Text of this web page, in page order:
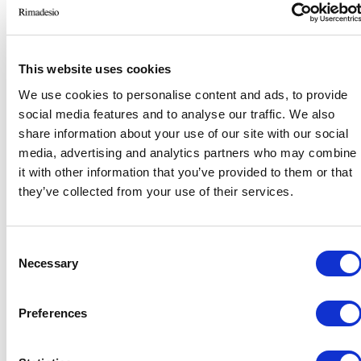
This website uses cookies
We use cookies to personalise content and ads, to provide
social media features and to analyse our traffic. We also
share information about your use of our site with our social
media, advertising and analytics partners who may combine
it with other information that you’ve provided to them or that
they’ve collected from your use of their services.
Selection
Necessary
Preferences
Vom Datenschutzbeauftragten benannte
Datenverarbeiter.
durch einen Vertrag zur Vertraulichkeit und
Datensicherheit verpflichtet, und eine
aktualisierte Liste der Datenschutzbeauftragten
kann jederzeit beim Data Controller angefordert
werden.
4.DATENÜBERMITTLUNG AN
Es kann auch notwendig sein, Ihre
Europäischen Union zu übermitteln, und zwar